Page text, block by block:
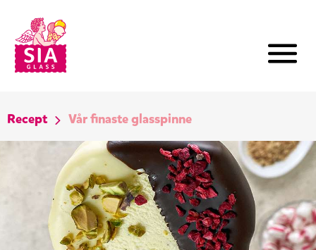
Recept Vår finaste glasspinne